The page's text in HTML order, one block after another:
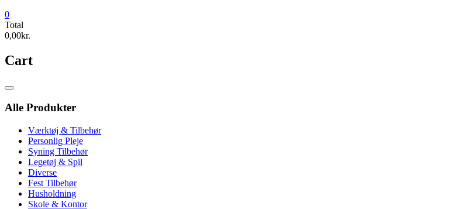
0
Total
0,00kr.
Cart
Catalog
Alle Produkter
Værktøj & Tilbehør
Personlig Pleje
Syning Tilbehør
Legetøj & Spil
Diverse
Fest Tilbehør
Husholdning
Skole & Kontor